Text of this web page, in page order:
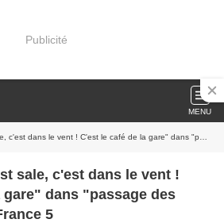
Publicité
MENU
le vent ! C'est le café de la gare" dans "passage des arts" ce soir sur France 5
sale, c'est dans le vent !
gare" dans "passage des
5